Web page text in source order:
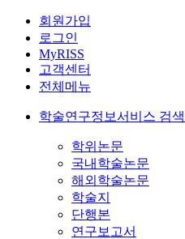
회원가입
로그인
MyRISS
고객센터
전체메뉴
학술연구정보서비스 검색
학위논문
국내학술논문
해외학술논문
학술지
단행본
연구보고서